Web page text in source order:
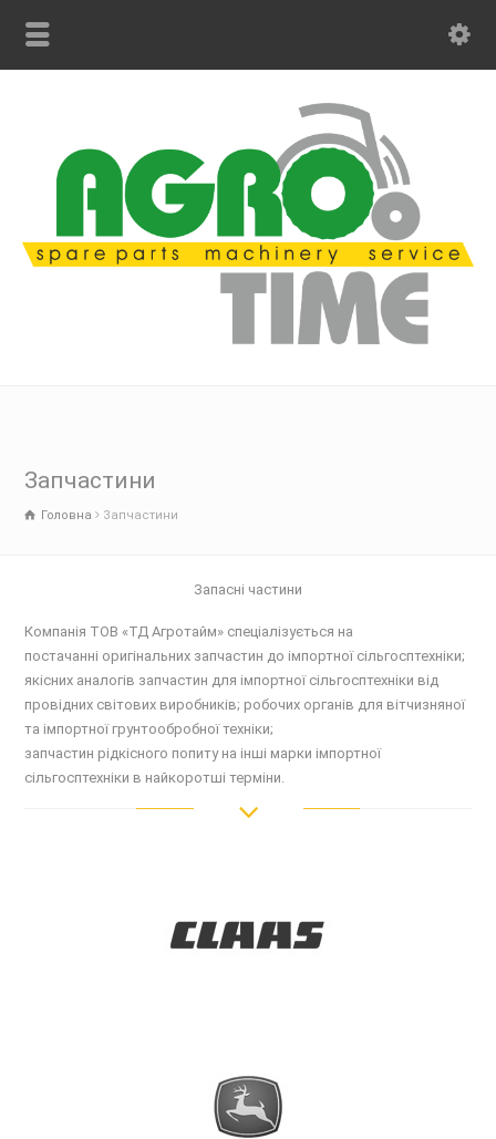
Запчастини
Головна Запчастини
Запасні частини
Компанія ТОВ «ТД Агротайм» спеціалізується на
постачанні оригінальних запчастин до імпортної сільгосптехніки;
якісних аналогів запчастин для імпортної сільгосптехніки від
провідних світових виробників; робочих органів для вітчизняної
та імпортної грунтообробної техніки;
запчастин рідкісного попиту на інші марки імпортної
сільгосптехніки в найкоротші терміни.